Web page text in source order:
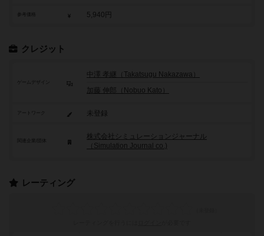
参考価格 5,940円
クレジット
ゲームデザイン
中澤 孝継（Takatsugu Nakazawa）
加藤 伸郎（Nobuo Kato）
アートワーク 未登録
株式会社シミュレーションジャーナル
（Simulation Journal co.)
レーティング